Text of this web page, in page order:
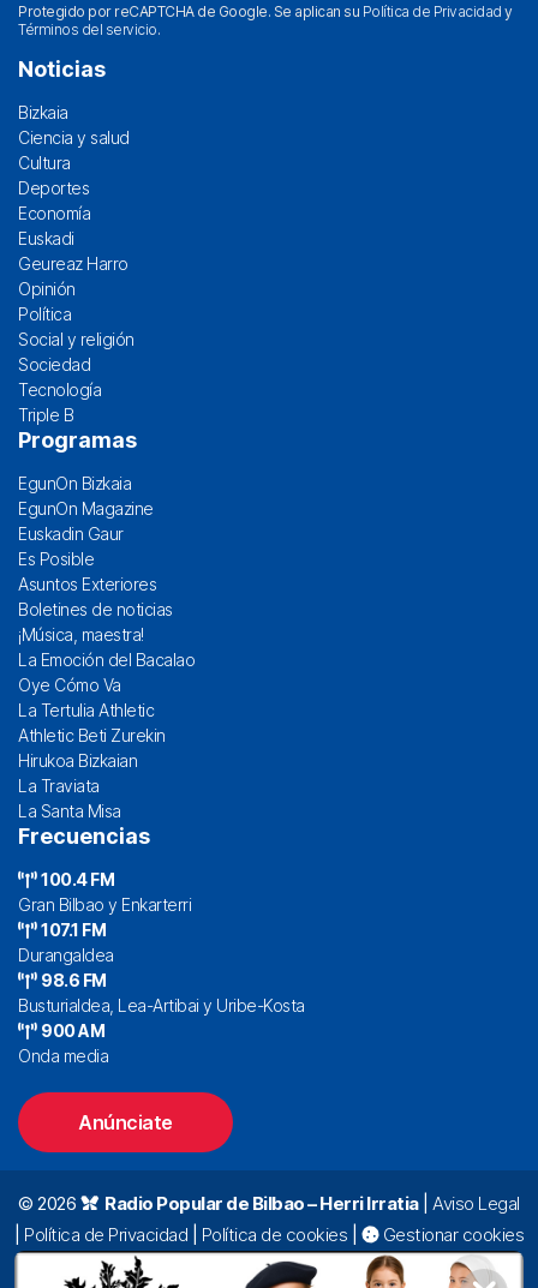
Protegido por reCAPTCHA de Google. Se aplican su Política de Privacidad y
Términos del servicio.
Noticias
Bizkaia
Ciencia y salud
Cultura
Deportes
Economía
Euskadi
Geureaz Harro
Opinión
Política
Social y religión
Sociedad
Tecnología
Triple B
Programas
EgunOn Bizkaia
EgunOn Magazine
Euskadin Gaur
Es Posible
Asuntos Exteriores
Boletines de noticias
¡Música, maestra!
La Emoción del Bacalao
Oye Cómo Va
La Tertulia Athletic
Athletic Beti Zurekin
Hirukoa Bizkaian
La Traviata
La Santa Misa
Frecuencias
100.4 FM
Gran Bilbao y Enkarterri
107.1 FM
Durangaldea
98.6 FM
Busturialdea, Lea-Artibai y Uribe-Kosta
900 AM
Onda media
Anúnciate
© 2026 Radio Popular de Bilbao – Herri Irratia| Aviso Legal
Política de Privacidad Política de cookies
Gestionar cookies
Alda. Mazarredo, 47 – 7º 48009 Bilbao |
94 423 92 00|